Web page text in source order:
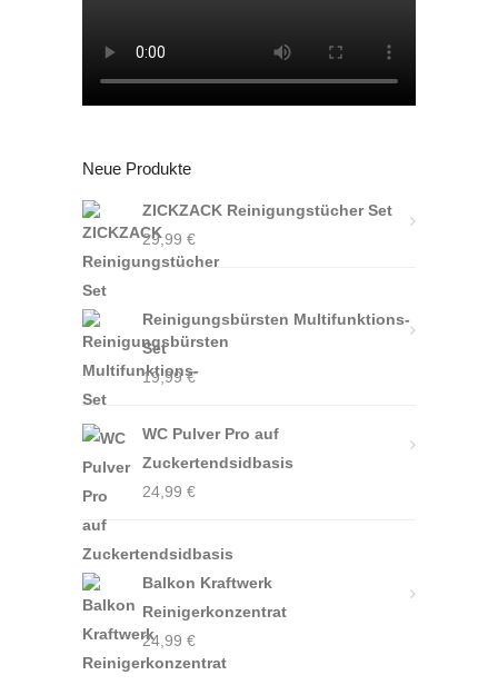
Neue Produkte
ZICKZACK Reinigungstücher Set
29,99 €
Reinigungsbürsten Multifunktions-
Set
19,99€
WC Pulver Pro auf
Zuckertendsidbasis
24,99 €
Balkon Kraftwerk
Reinigerkonzentrat
24,99 €